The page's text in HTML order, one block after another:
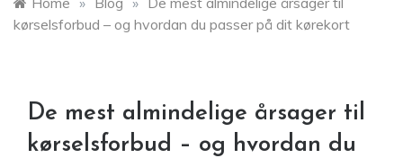
kørselsforbud – og hvordan du passer på dit kørekort
De mest almindelige årsager til
kørselsforbud – og hvordan du